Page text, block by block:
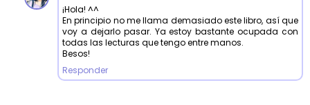
¡Hola! ^^
En principio no me llama demasiado este libro, así que
voy a dejarlo pasar. Ya estoy bastante ocupada con
todas las lecturas que tengo entre manos.
Besos!
Responder